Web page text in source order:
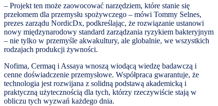
– Projekt ten może zaowocować narzędziem, które stanie się
przełomem dla przemysłu spożywczego – mówi Tommy Selnes,
prezes zarządu NordicDx, podkreślając, że rozwiązanie ustanowi
nowy międzynarodowy standard zarządzania ryzykiem bakteryjnym
– nie tylko w przemyśle akwakultury, ale globalnie, we wszystkich
rodzajach produkcji żywności.
Nofima, Cermaq i Assaya wnoszą wiodącą wiedzę badawczą i
cenne doświadczenie przemysłowe. Współpraca gwarantuje, że
technologia jest rozwijana z solidną podstawą akademicką i
praktyczną użytecznością dla tych, którzy rzeczywiście stają w
obliczu tych wyzwań każdego dnia.